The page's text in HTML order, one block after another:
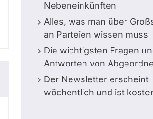
Nebeneinkünften
Alles, was man über
an Parteien wissen muss
Die wichtigsten Fragen
Antworten von
Der Newsletter erscheint
wöchentlich und ist